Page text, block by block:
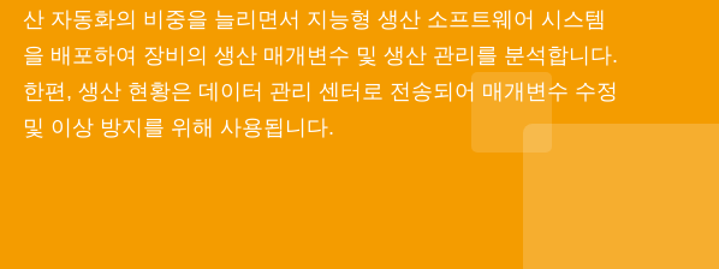
산 자동화의 비중을 늘리면서 지능형 생산 소프트웨어 시스템
을 배포하여 장비의 생산 매개변수 및 생산 관리를 분석합니다.
한편, 생산 현황은 데이터 관리 센터로 전송되어 매개변수 수정
및 이상 방지를 위해 사용됩니다.